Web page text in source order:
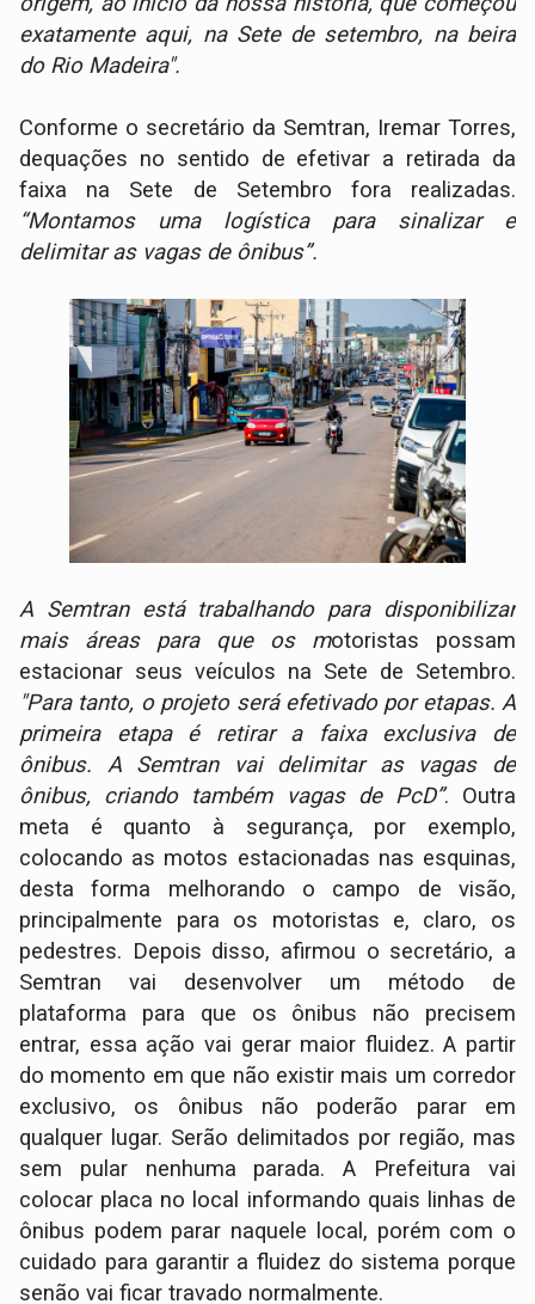
exatamente aqui, na Sete de setembro, na beira
do Rio Madeira".
Conforme o secretário da Semtran, Iremar Torres,
dequações no sentido de efetivar a retirada da
faixa na Sete de Setembro fora realizadas.
“Montamos uma logística para sinalizar e
delimitar as vagas de ônibus”.
A Semtran está trabalhando para disponibilizar
mais áreas para que os motoristas possam
estacionar seus veículos na Sete de Setembro.
"Para tanto, o projeto será efetivado por etapas. A
primeira etapa é retirar a faixa exclusiva de
ônibus. A Semtran vai delimitar as vagas de
ônibus, criando também vagas de PcD”. Outra
meta é quanto à segurança, por exemplo,
colocando as motos estacionadas nas esquinas,
desta forma melhorando o campo de visão,
principalmente para os motoristas e, claro, os
pedestres. Depois disso, afirmou o secretário, a
Semtran vai desenvolver um método de
plataforma para que os ônibus não precisem
entrar, essa ação vai gerar maior fluidez. A partir
do momento em que não existir mais um corredor
exclusivo, os ônibus não poderão parar em
qualquer lugar. Serão delimitados por região, mas
sem pular nenhuma parada. A Prefeitura vai
colocar placa no local informando quais linhas de
ônibus podem parar naquele local, porém com o
cuidado para garantir a fluidez do sistema porque
senão vai ficar travado normalmente.